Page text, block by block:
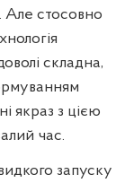
Але стосовно
складна,
якраз з цією
час.
запуску